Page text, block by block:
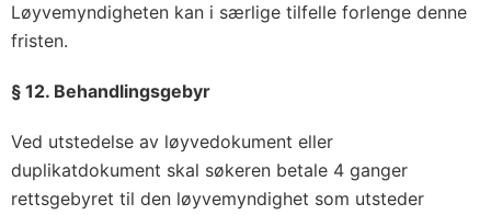
Løyvemyndigheten kan i særlige tilfelle forlenge denne
fristen.
§ 12. Behandlingsgebyr
Ved utstedelse av løyvedokument eller
duplikatdokument skal søkeren betale 4 ganger
rettsgebyret til den løyvemyndighet som utsteder